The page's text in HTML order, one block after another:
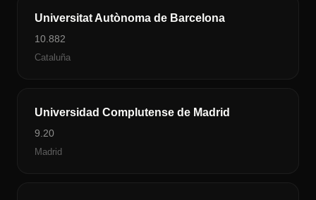
Universitat Autònoma de Barcelona
10.882
Cataluña
Universidad Complutense de Madrid
9.20
Madrid